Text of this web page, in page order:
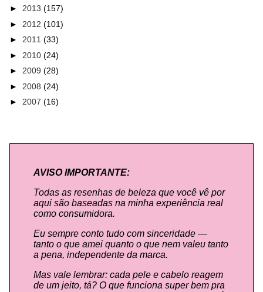
► 2013 (157)
► 2012 (101)
► 2011 (33)
► 2010 (24)
► 2009 (28)
► 2008 (24)
► 2007 (16)
AVISO IMPORTANTE:
Todas as resenhas de beleza que você vê por
aqui são baseadas na minha experiência real
como consumidora.
Eu sempre conto tudo com sinceridade —
tanto o que amei quanto o que nem valeu tanto
a pena, independente da marca.
Mas vale lembrar: cada pele e cabelo reagem
de um jeito, tá? O que funciona super bem pra